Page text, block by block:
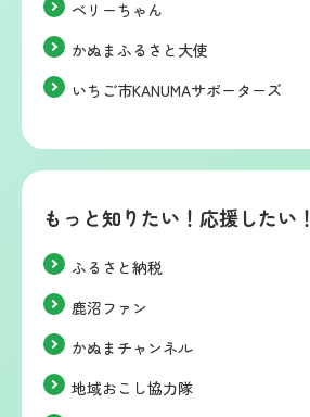
ベリーちゃん
かぬまふるさと大使
いちご市KANUMAサポーターズ
もっと知りたい！応援したい！
ふるさと納税
鹿沼ファン
かぬまチャンネル
地域おこし協力隊